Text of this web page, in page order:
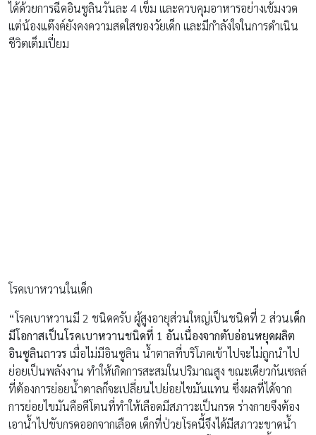
ได้ด้วยการฉีดอินซูลินวันละ 4 เข็ม และควบคุมอาหารอย่างเข้มงวด
แต่น้องแต๊งค์ยังคงความสดใสของวัยเด็ก และมีกำลังใจในการดำเนิน
ชีวิตเต็มเปี่ยม
“อาการแรกเริ่มของน้องแต๊งค์คือน้ำหนักลด แขนเล็กลงมาก เราก็นึก
ว่าลูกยืดตัว วันที่แต๊งค์อาการหนักคือวันอาทิตย์ที่ 6 กรกฎาคมปี พ.ศ.
2557 เช้านั้นครอบครัวเราไปใส่บาตรกันตามปกติ แต่พอกลับมาที่
บ้านน้องนอนไม่มีแรงและหายใจหอบแรงมาก ตอนเที่ยงเลยตัดสินใจ
พาน้องแต๊งค์ไปหาหมอที่โรงพยาบาลศิริราช แต่เพราะเป็นวัน
อาทิตย์ซึ่งไม่ค่อยมีหมอเฉพาะทางอยู่ก็เลยตรวจหาสาเหตุไม่เจอ
ระหว่างนั้นน้องแต๊งค์ก็อาการทรุด ชีพจรแผ่วลงเรื่อยๆ จนกระทั่งคุณ
หมอท่านหนึ่งซึ่งเป็นแพทย์เฉพาะทางด้านโรคเบาหวานในเด็กแวะ